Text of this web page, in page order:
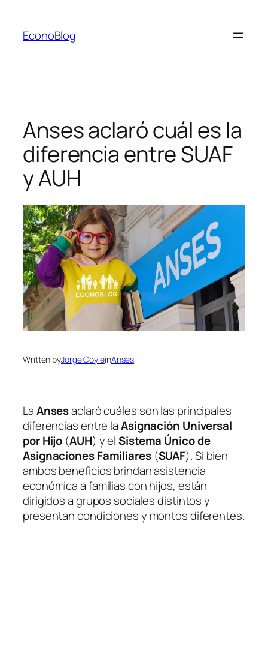
contenido
EconoBlog
Anses aclaró cuál es la
diferencia entre SUAF
y AUH
Written byJorge CoyleinAnses
LaAnsesaclaró cuáles son las principales
diferencias entre laAsignación Universal
por Hijo (AUH) y elSistema Único de
Asignaciones Familiares(SUAF). Si bien
ambos beneficios brindan asistencia
económica a familias con hijos, están
dirigidos a grupos sociales distintos y
presentan condiciones y montos diferentes.